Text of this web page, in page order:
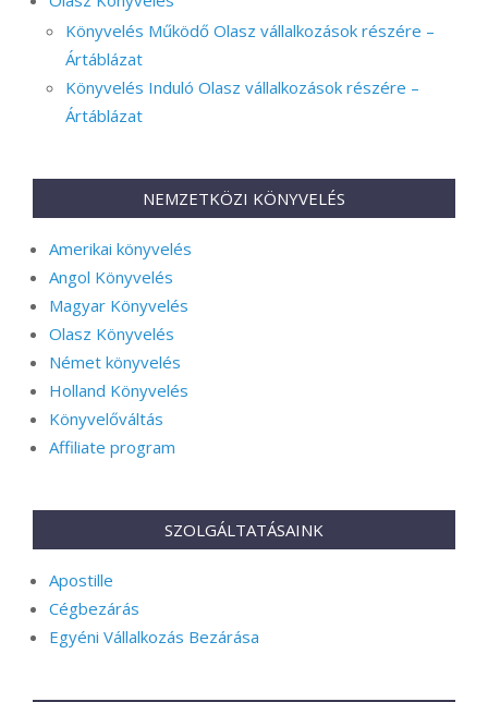
Könyvelés Működő Olasz vállalkozások részére –
Ártáblázat
Könyvelés Induló Olasz vállalkozások részére –
Ártáblázat
NEMZETKÖZI KÖNYVELÉS
Amerikai könyvelés
Angol Könyvelés
Magyar Könyvelés
Olasz Könyvelés
Német könyvelés
Holland Könyvelés
Könyvelőváltás
Affiliate program
SZOLGÁLTATÁSAINK
Apostille
Cégbezárás
Egyéni Vállalkozás Bezárása